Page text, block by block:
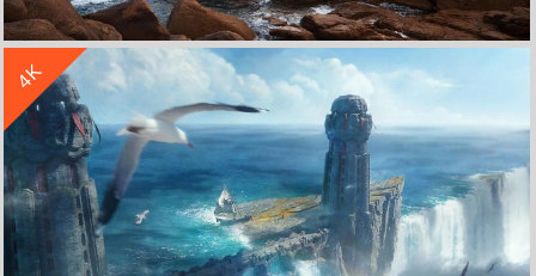
风景海滩礁石灯塔4k壁纸
4K
立 即 下 载
收 藏